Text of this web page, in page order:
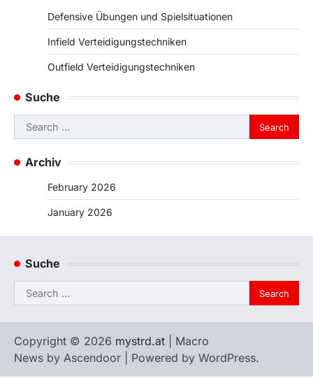
Defensive Übungen und Spielsituationen
Infield Verteidigungstechniken
Outfield Verteidigungstechniken
Suche
Search
for:
Archiv
February 2026
January 2026
Suche
Search
for:
Copyright © 2026 mystrd.at | Macro
News by Ascendoor | Powered by WordPress.